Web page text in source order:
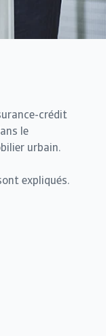
crédit
le
urbain.
expliqués.